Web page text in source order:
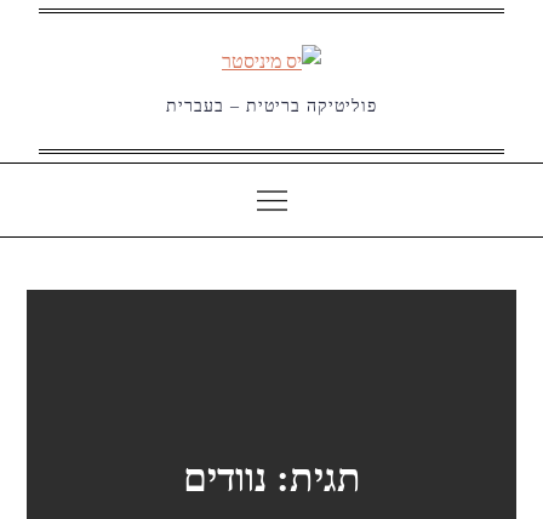
פוליטיקה בריטית – בעברית
תגית: נוודים